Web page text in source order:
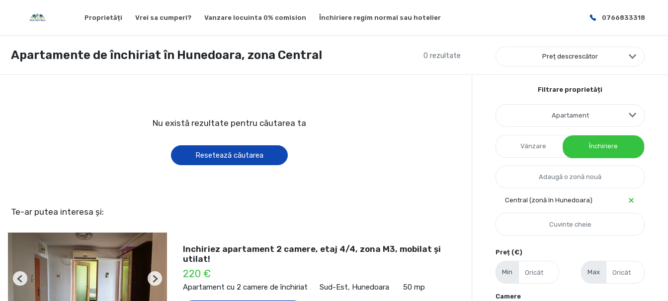
Proprietăți Vrei sa cumperi? Vanzare locuinta 0% comision Închiriere regim normal sau hotelier 0766833318
0 rezultate
Apartamente de închiriat în Hunedoara, zona Central Preț descrescător
Nu există rezultate pentru căutarea ta
Resetează căutarea
Te-ar putea interesa și:
Previous Next
Inchiriez apartament 2 camere, etaj 4/4, zona M3, mobilat și
utilat!
220 €
Apartament cu 2 camere de închiriat Sud-Est, Hunedoara 50 mp
Filtrare proprietăți
Apartament
Vânzare Închiriere
Central (zonă în Hunedoara)
Preț (€)
Min Max
Camere